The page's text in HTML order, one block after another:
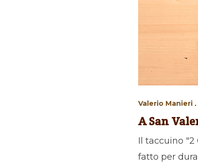
Valerio Manieri
A San
Il taccuino "2
fatto per